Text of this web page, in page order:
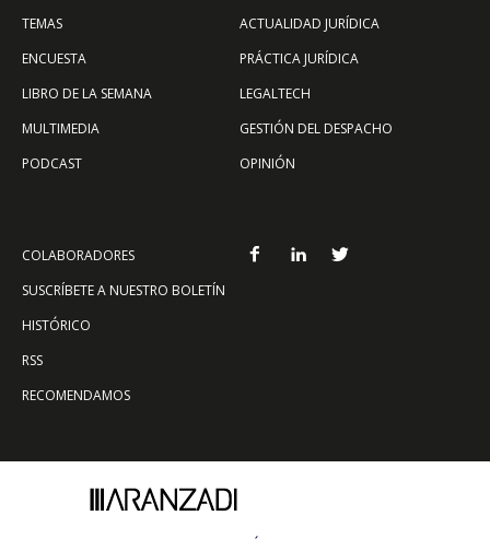
TEMAS
ENCUESTA
LIBRO DE LA SEMANA
MULTIMEDIA
PODCAST
ACTUALIDAD JURÍDICA
PRÁCTICA JURÍDICA
LEGALTECH
GESTIÓN DEL DESPACHO
OPINIÓN
COLABORADORES
SUSCRÍBETE A NUESTRO BOLETÍN
HISTÓRICO
RSS
RECOMENDAMOS